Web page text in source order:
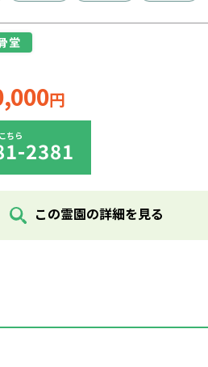
堂
円
ちら
2381
この霊園の詳細を見る